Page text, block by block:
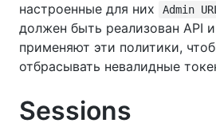
настроенные для них
Admin URL
должен быть реализован API
применяют эти политики,
отбрасывать невалидные
Sessions